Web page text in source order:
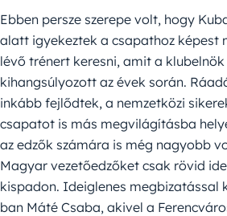
Ebben persze szerepe volt, hogy
alatt igyekeztek a csapathoz képest
lévő trénert keresni, amit a
kihangsúlyozott az évek során.
inkább fejlődtek, a nemzetközi
csapatot is más megvilágításba
az edzők számára is még nagyobb
Magyar vezetőedzőket csak rövid
kispadon. Ideiglenes megbizatással
ban Máté Csaba, akivel a